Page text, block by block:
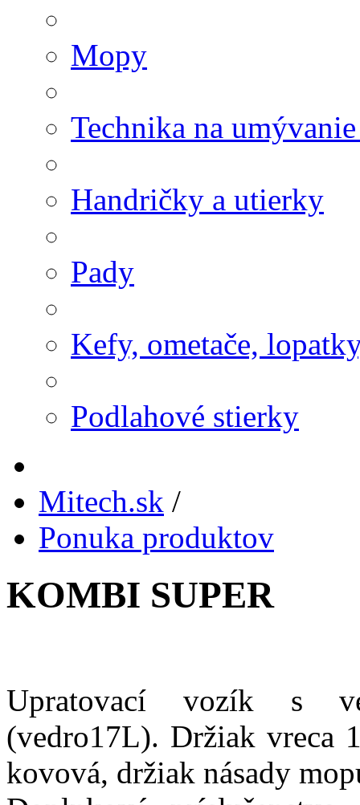
Mopy
Technika na
Handričky a utierky
Pady
Kefy, ometače,
Podlahové stierky
Mitech.sk /
Ponuka produktov
KOMBI SUPER
Upratovací vozík s
(vedro17L). Držiak vreca
kovová, držiak násady